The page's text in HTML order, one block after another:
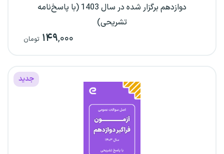
دوازدهم برگزار شده در سال 1403 (با پاسخ‌نامه
تشریحی)
۱۴۹,۰۰۰ تومان
جدید